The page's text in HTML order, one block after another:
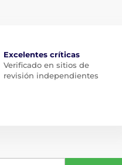
Excelentes críticas
Verificado en sitios de
revisión independientes